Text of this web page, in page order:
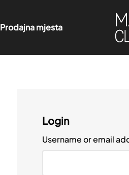
Prodajna mjesta
Login
Username or email